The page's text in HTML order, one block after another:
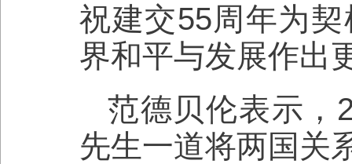
祝建交55周年为
界和平与发展作出
范德贝伦表示，
先生一道将两国关